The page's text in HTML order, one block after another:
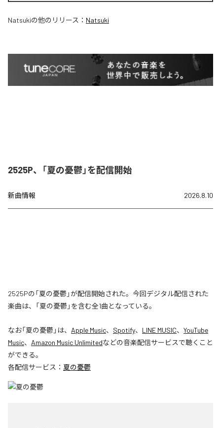
Natsukiの他のリリース： Natsuki
2525P、「夏の憂鬱」を配信開始
新曲情報 2026.8.10
2525Pの「夏の憂鬱」が配信開始された。今回デジタル配信された
楽曲は、「夏の憂鬱」を含む全1曲となっている。
なお「夏の憂鬱 」は、 Apple Music、 Spotify、 LINE MUSIC、 YouTube
Music、 Amazon Music Unlimitedなどの音楽配信サービスで聴くこと
ができる。
各配信サービス： 夏の憂鬱